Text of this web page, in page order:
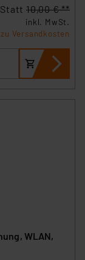
Statt 10,00 € **
inkl. MwSt.
Versandkosten
WLAN,